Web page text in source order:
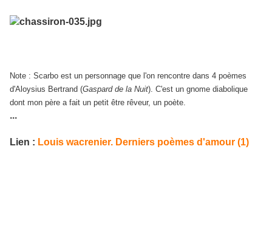
Note : Scarbo est un personnage que l'on rencontre dans 4 poèmes
d'Aloysius Bertrand (Gaspard de la Nuit). C'est un gnome diabolique
dont mon père a fait un petit être rêveur, un poète.
...
Lien : Louis wacrenier. Derniers poèmes d'amour (1)